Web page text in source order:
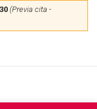
(Previa cita -